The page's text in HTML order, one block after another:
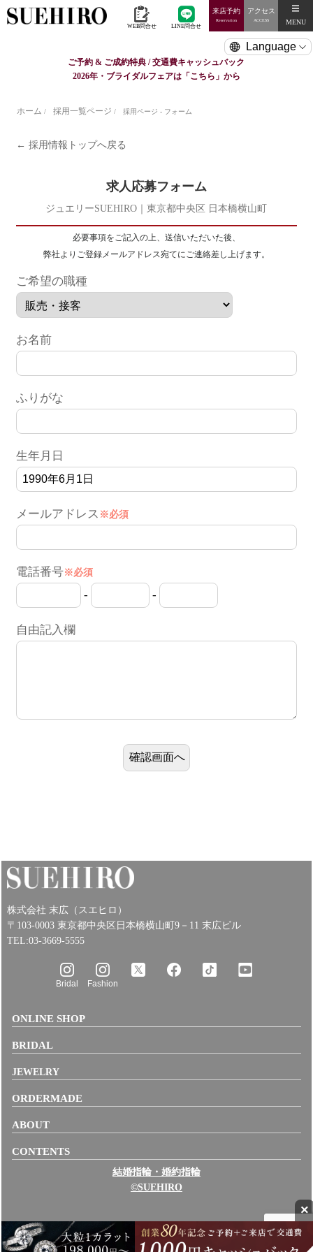
WEB問合せ LINE問合せ
来店予約
Reservation
アクセス
ACCESS MENU
ご予約 & ご成約特典 / 交通費キャッシュバック
2026年・ブライダルフェアは「こちら」から
×
ホーム / 採用一覧ページ / 採用ページ - フォーム
← 採用情報トップへ戻る
求人応募フォーム
ジュエリーSUEHIRO｜東京都中央区 日本橋横山町
必要事項をご記入の上、送信いただいた後、
弊社よりご登録メールアドレス宛てにご連絡差し上げます。
ご希望の職種
お名前
ふりがな
生年月日
メールアドレス ※必須
電話番号※必須
- -
自由記入欄
株式会社 末広（スエヒロ）
〒103-0003 東京都中央区日本橋横山町9－11 末広ビル
TEL:03-3669-5555
Bridal Fashion
ONLINE SHOP
BRIDAL
JEWELRY
ORDERMADE
ABOUT
CONTENTS
結婚指輪・婚約指輪
©SUEHIRO